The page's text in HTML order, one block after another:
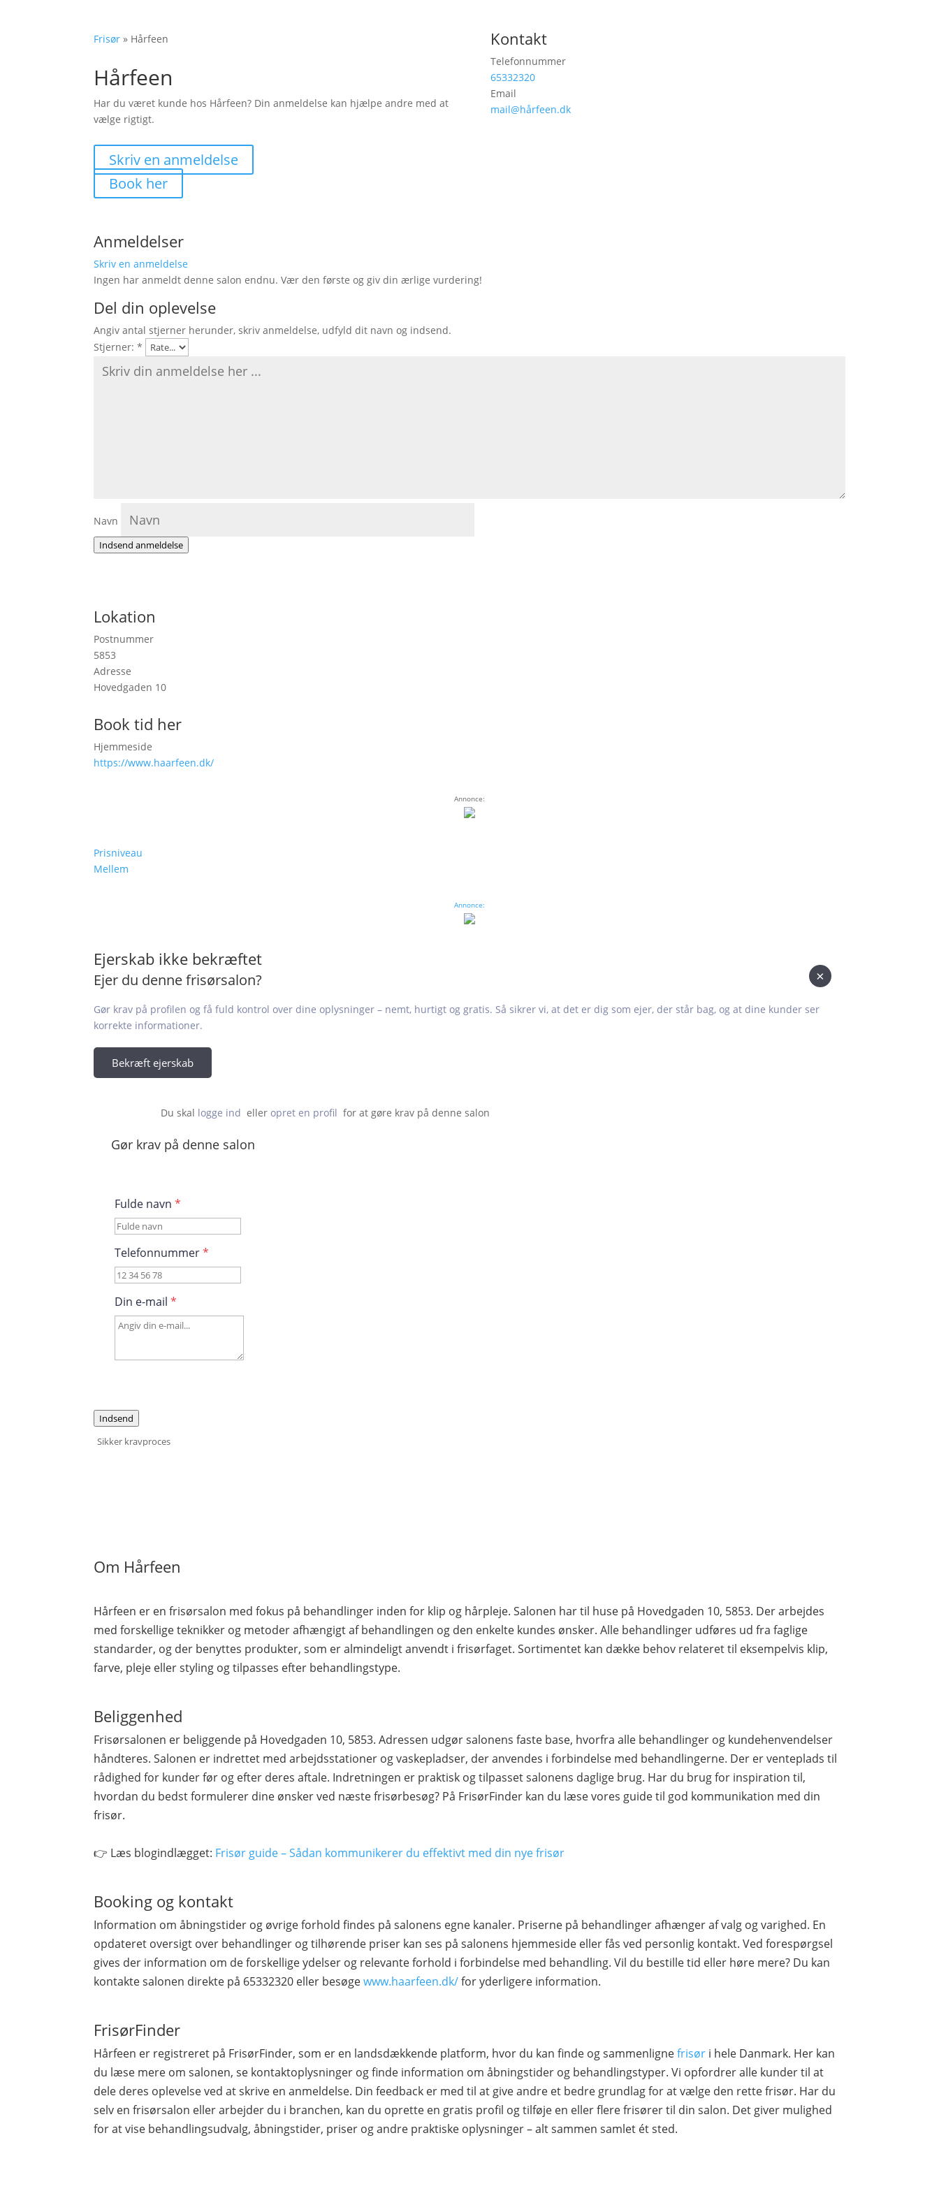
Frisør » Hårfeen
Hårfeen
Har du været kunde hos Hårfeen? Din anmeldelse kan hjælpe andre med at
vælge rigtigt.
Skriv en anmeldelse
Book her
Kontakt
Telefonnummer
65332320
Email
mail@hårfeen.dk
Anmeldelser
Skriv en anmeldelse
Ingen har anmeldt denne salon endnu. Vær den første og giv din ærlige vurdering!
Del din oplevelse
Angiv antal stjerner herunder, skriv anmeldelse, udfyld dit navn og indsend.
Stjerner:*
Navn
Indsend anmeldelse
Lokation
Postnummer
5853
Adresse
Hovedgaden 10
Book tid her
Hjemmeside
https://www.haarfeen.dk/
Annonce:
Prisniveau
Mellem
Annonce:
Ejerskab ikke bekræftet
Ejer du denne frisørsalon?
Gør krav på profilen og få fuld kontrol over dine oplysninger – nemt, hurtigt og gratis. Så sikrer vi, at det er dig som ejer, der står bag, og at dine kunder ser
korrekte informationer.
Bekræft ejerskab
Du skal logge ind eller opret en profil for at gøre krav på denne salon
Gør krav på denne salon
×
Fulde navn*
Telefonnummer*
Din e-mail*
Indsend
Sikker kravproces
Om Hårfeen
Hårfeen er en frisørsalon med fokus på behandlinger inden for klip og hårpleje. Salonen har til huse på Hovedgaden 10, 5853. Der arbejdes
med forskellige teknikker og metoder afhængigt af behandlingen og den enkelte kundes ønsker. Alle behandlinger udføres ud fra faglige
standarder, og der benyttes produkter, som er almindeligt anvendt i frisørfaget. Sortimentet kan dække behov relateret til eksempelvis klip,
farve, pleje eller styling og tilpasses efter behandlingstype.
Beliggenhed
Frisørsalonen er beliggende på Hovedgaden 10, 5853. Adressen udgør salonens faste base, hvorfra alle behandlinger og kundehenvendelser
håndteres. Salonen er indrettet med arbejdsstationer og vaskepladser, der anvendes i forbindelse med behandlingerne. Der er venteplads til
rådighed for kunder før og efter deres aftale. Indretningen er praktisk og tilpasset salonens daglige brug. Har du brug for inspiration til,
hvordan du bedst formulerer dine ønsker ved næste frisørbesøg? På FrisørFinder kan du læse vores guide til god kommunikation med din
frisør.
👉 Læs blogindlægget: Frisør guide – Sådan kommunikerer du effektivt med din nye frisør
Booking og kontakt
Information om åbningstider og øvrige forhold findes på salonens egne kanaler. Priserne på behandlinger afhænger af valg og varighed. En
opdateret oversigt over behandlinger og tilhørende priser kan ses på salonens hjemmeside eller fås ved personlig kontakt. Ved forespørgsel
gives der information om de forskellige ydelser og relevante forhold i forbindelse med behandling. Vil du bestille tid eller høre mere? Du kan
kontakte salonen direkte på 65332320 eller besøgewww.haarfeen.dk/for yderligere information.
FrisørFinder
Hårfeen er registreret på FrisørFinder, som er en landsdækkende platform, hvor du kan finde og sammenlignefrisør i hele Danmark. Her kan
du læse mere om salonen, se kontaktoplysninger og finde information om åbningstider og behandlingstyper. Vi opfordrer alle kunder til at
dele deres oplevelse ved at skrive en anmeldelse. Din feedback er med til at give andre et bedre grundlag for at vælge den rette frisør. Har du
selv en frisørsalon eller arbejder du i branchen, kan du oprette en gratis profil og tilføje en eller flere frisører til din salon. Det giver mulighed
for at vise behandlingsudvalg, åbningstider, priser og andre praktiske oplysninger – alt sammen samlet ét sted.